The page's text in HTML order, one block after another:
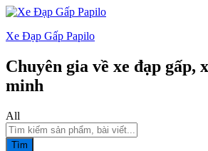
Xe Đạp Gấp Papilo
Chuyên gia về xe đạp gấp,
minh
All
Tìm